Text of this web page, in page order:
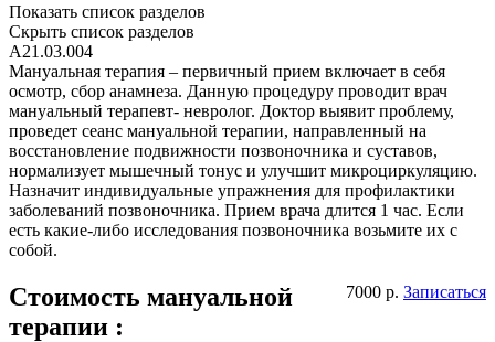
Показать список разделов
Скрыть список разделов
A21.03.004
Мануальная терапия – первичный прием включает в себя
осмотр, сбор анамнеза. Данную процедуру проводит врач
мануальный терапевт- невролог. Доктор выявит проблему,
проведет сеанс мануальной терапии, направленный на
восстановление подвижности позвоночника и суставов,
нормализует мышечный тонус и улучшит микроциркуляцию.
Назначит индивидуальные упражнения для профилактики
заболеваний позвоночника. Прием врача длится 1 час. Если
есть какие-либо исследования позвоночника возьмите их с
собой.
Стоимость мануальной
терапии :
7000 р. Записаться